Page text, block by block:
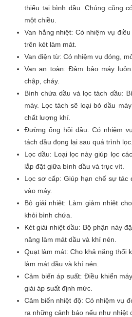
thiểu tại bình dầu. Chúng cũng
một chiều.
Van hằng nhiệt: Có nhiệm vụ
trên két làm mát.
Van điện từ: Có nhiệm vụ đóng,
Van an toàn: Đảm bảo máy
chập, cháy.
Bình chứa dầu và lọc tách dầu:
máy. Lọc tách sẽ loại bỏ dầu
chất lượng khí.
Đường ống hồi dầu: Có nhiệm
tách dầu đọng lại sau quá trình lọc.
Lọc dầu: Loại lọc này giúp lọc
lắp đặt giữa bình dầu và trục vít.
Lọc sơ cấp: Giúp hạn chế sự tác
vào máy.
Bộ giải nhiệt: Làm giảm nhiệt
khỏi bình chứa.
Két giải nhiệt dầu: Bộ phận này
năng làm mát dầu và khí nén.
Quạt làm mát: Cho khả năng thổi
làm mát dầu và khí nén.
Cảm biến áp suất: Điều khiển
giải áp suất định mức.
Cảm biến nhiệt độ: Có nhiệm vụ
ra những cảnh báo nếu như nhiệt